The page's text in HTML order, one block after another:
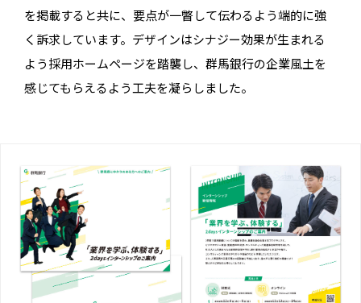
を掲載すると共に、要点が一瞥して伝わるよう端的に強
く訴求しています。デザインはシナジー効果が生まれる
よう採用ホームページを踏襲し、群馬銀行の企業風土を
感じてもらえるよう工夫を凝らしました。